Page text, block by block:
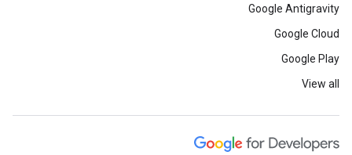
Google Antigravity
Google Cloud
Google Play
View all